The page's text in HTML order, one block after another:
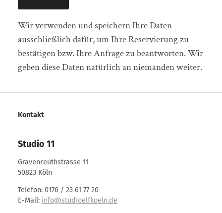
Wir verwenden und speichern Ihre Daten
ausschließlich dafür, um Ihre Reservierung zu
bestätigen bzw. Ihre Anfrage zu beantworten. Wir
geben diese Daten natürlich an niemanden weiter.
Kontakt
Studio 11
Gravenreuthstrasse 11
50823 Köln
Telefon: 0176 / 23 61 77 20
E-Mail: info@studioelfkoeln.de